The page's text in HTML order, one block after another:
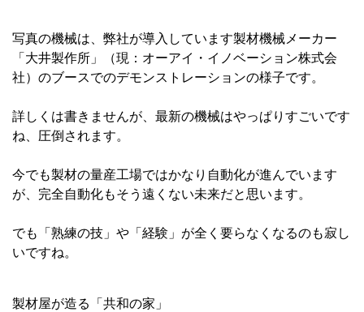
写真の機械は、弊社が導入しています製材機械メーカー
「大井製作所」（現：オーアイ・イノベーション株式会
社）のブースでのデモンストレーションの様子です。
詳しくは書きませんが、最新の機械はやっぱりすごいです
ね、圧倒されます。
今でも製材の量産工場ではかなり自動化が進んでいます
が、完全自動化もそう遠くない未来だと思います。
でも「熟練の技」や「経験」が全く要らなくなるのも寂し
いですね。
製材屋が造る「共和の家」